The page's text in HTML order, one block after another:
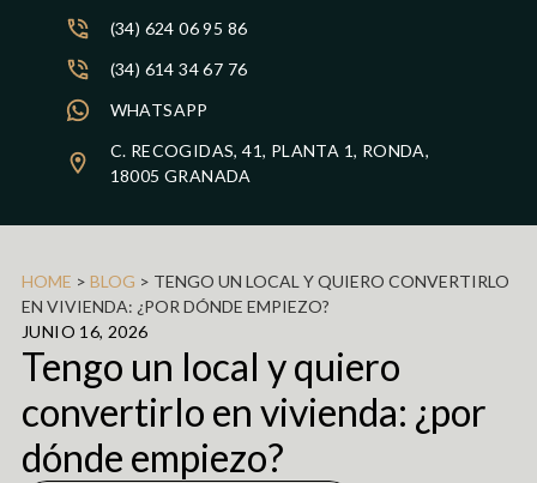
(34) 624 06 95 86
(34) 614 34 67 76
WHATSAPP
C. RECOGIDAS, 41, PLANTA 1, RONDA,
18005 GRANADA
HOME > BLOG > TENGO UN LOCAL Y QUIERO CONVERTIRLO
EN VIVIENDA: ¿POR DÓNDE EMPIEZO?
JUNIO 16, 2026
Tengo un local y quiero
convertirlo en vivienda: ¿por
dónde empiezo?